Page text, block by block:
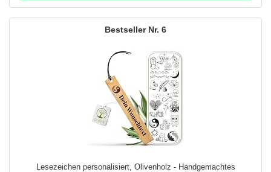
6
Lesezeichen personalisiert, Olivenholz - Handgemachtes